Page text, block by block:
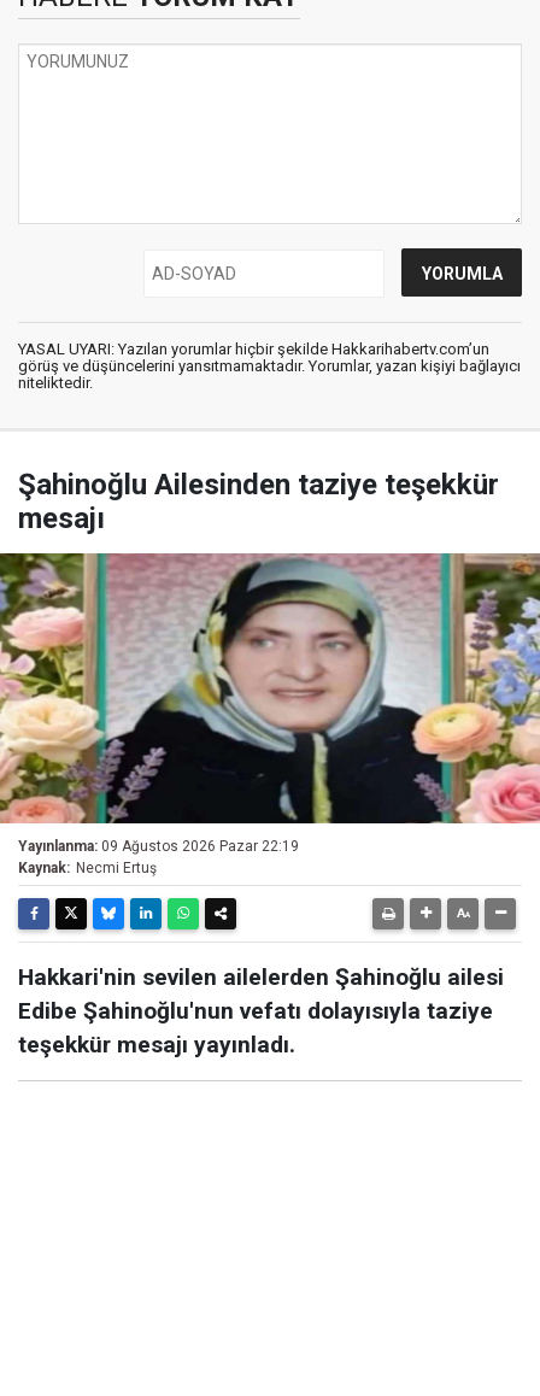
YASAL UYARI: Yazılan yorumlar hiçbir şekilde Hakkarihabertv.com’un
görüş ve düşüncelerini yansıtmamaktadır. Yorumlar, yazan kişiyi bağlayıcı
niteliktedir.
Şahinoğlu Ailesinden taziye teşekkür
mesajı
Yayınlanma: 09 Ağustos 2026 Pazar 22:19
Kaynak: Necmi Ertuş
Hakkari'nin sevilen ailelerden Şahinoğlu ailesi
Edibe Şahinoğlu'nun vefatı dolayısıyla taziye
teşekkür mesajı yayınladı.